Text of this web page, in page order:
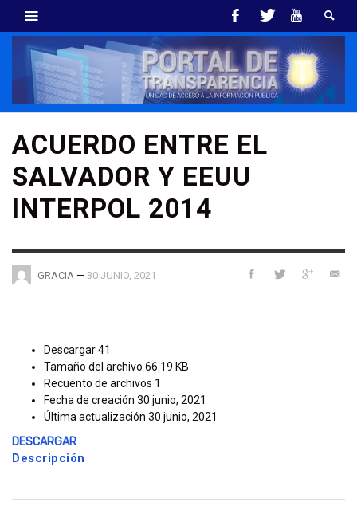
ACUERDO ENTRE EL
SALVADOR Y EEUU
INTERPOL 2014
GRACIA — 30 JUNIO, 2021
Descargar41
Tamaño del archivo 66.19 KB
Recuento de archivos 1
Fecha de creación 30 junio, 2021
Última actualización 30 junio, 2021
DESCARGAR
Descripción